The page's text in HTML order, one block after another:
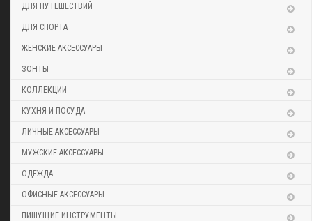
ДЛЯ ПУТЕШЕСТВИЙ
ДЛЯ СПОРТА
ЖЕНСКИЕ АКСЕССУАРЫ
ЗОНТЫ
КОЛЛЕКЦИИ
КУХНЯ И ПОСУДА
ЛИЧНЫЕ АКСЕССУАРЫ
МУЖСКИЕ АКСЕССУАРЫ
ОДЕЖДА
ОФИСНЫЕ АКСЕССУАРЫ
ПИШУЩИЕ ИНСТРУМЕНТЫ